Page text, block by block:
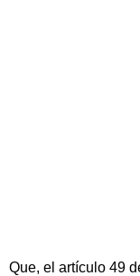
Que, el artículo 49